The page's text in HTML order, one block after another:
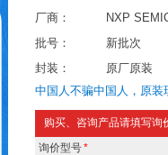
厂商：
NXP
批号：
新批次
封装：
原厂原装
中国人不骗中国人，原装
购买、咨询产品请填写询
询价型号*